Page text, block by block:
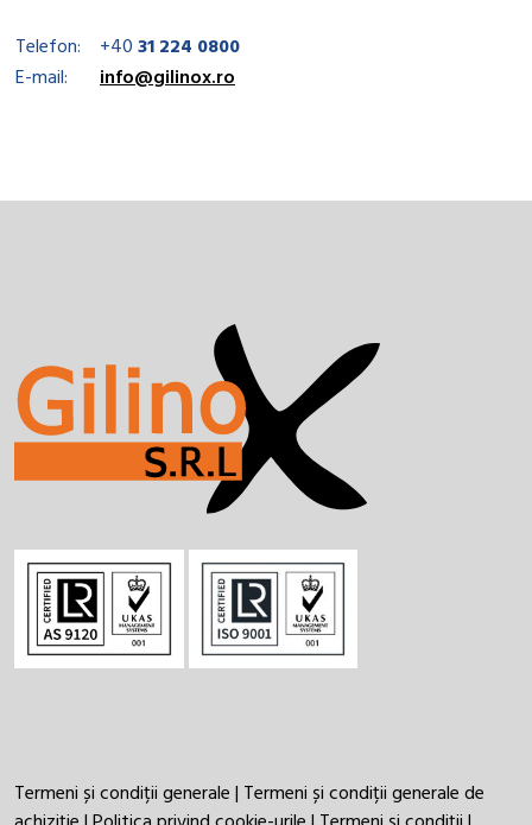
Telefon: +4031 224 0800
E-mail:
info@gilinox.ro
Termeni și condiții generale| Termeni și condiții generale de